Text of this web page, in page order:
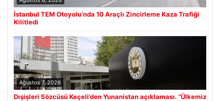
İstanbul TEM Otoyolu’nda 10 Araçlı Zincirleme Kaza Trafiği
Kilitledi
Ağustos 7, 2026
Dışişleri Sözcüsü Keçeli’den Yunanistan açıklaması. “Ülkemiz